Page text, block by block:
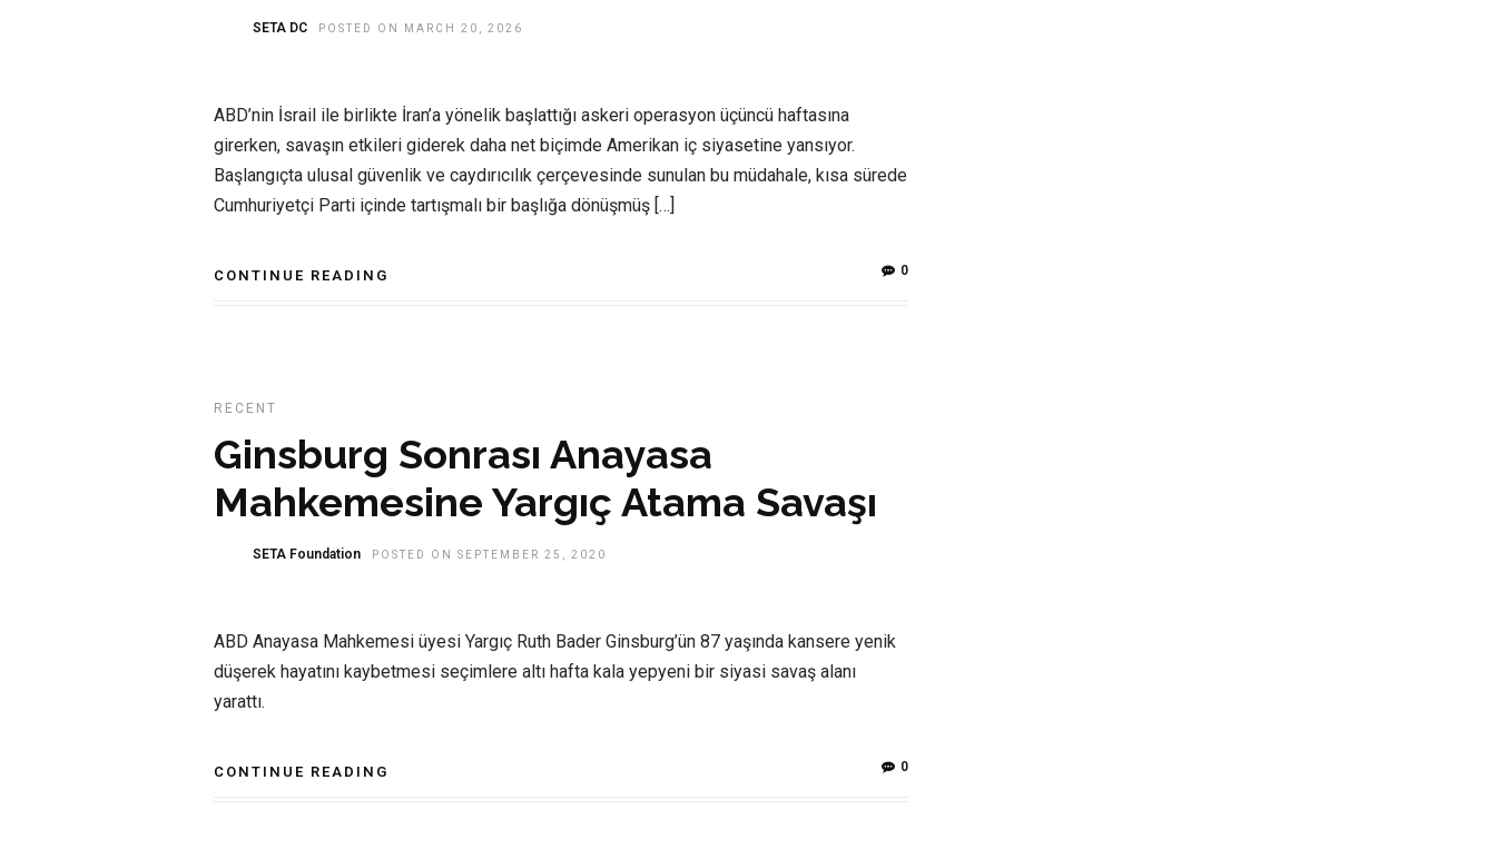
SETA DC POSTED ON MARCH 20, 2026
ABD’nin İsrail ile birlikte İran’a yönelik başlattığı askeri operasyon üçüncü haftasına
girerken, savaşın etkileri giderek daha net biçimde Amerikan iç siyasetine yansıyor.
Başlangıçta ulusal güvenlik ve caydırıcılık çerçevesinde sunulan bu müdahale, kısa sürede
Cumhuriyetçi Parti içinde tartışmalı bir başlığa dönüşmüş […]
CONTINUE READING 0
RECENT
Ginsburg Sonrası Anayasa
Mahkemesine Yargıç Atama Savaşı
SETA Foundation POSTED ON SEPTEMBER 25, 2020
ABD Anayasa Mahkemesi üyesi Yargıç Ruth Bader Ginsburg’ün 87 yaşında kansere yenik
düşerek hayatını kaybetmesi seçimlere altı hafta kala yepyeni bir siyasi savaş alanı
yarattı.
CONTINUE READING 0